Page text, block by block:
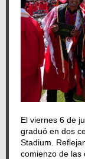
El viernes 6 de
graduó en dos
Stadium.
comienzo de las